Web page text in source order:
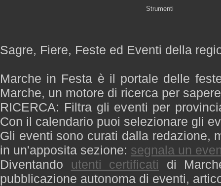
Strumenti
Sagre, Fiere, Feste ed Eventi della
Marche in Festa è il portale delle
Marche, un motore di ricerca per
RICERCA: Filtra gli eventi per
Con il calendario puoi selezionare gli
Gli eventi sono curati dalla redazione,
in un'apposita sezione: segnala un
Diventando utenti certificati di
pubblicazione autonoma di eventi,